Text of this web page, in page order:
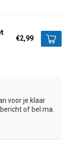
€2,99
voor je klaar
of bel ma.